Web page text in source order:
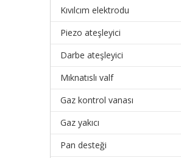
Kıvılcım elektrodu
Piezo ateşleyici
Darbe ateşleyici
Mıknatıslı valf
Gaz kontrol vanası
Gaz yakıcı
Pan desteği